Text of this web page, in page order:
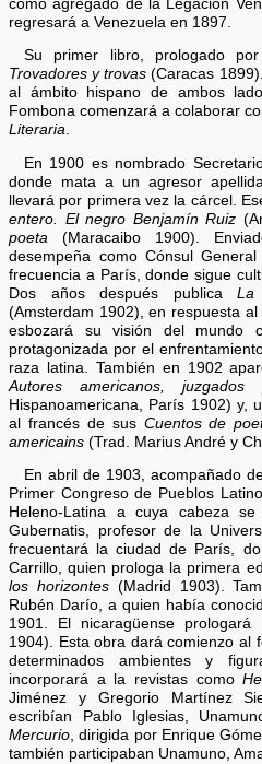
como agregado de la Legación
regresará a Venezuela en 1897.
Su primer libro, prologado
Trovadores y trovas (Caracas
al ámbito hispano de ambos
Fombona comenzará a colaborar
Literaria.
En 1900 es nombrado
donde mata a un agresor
llevará por primera vez la cárcel.
entero. El negro Benjamín Ruiz
poeta (Maracaibo 1900).
desempeña como Cónsul
frecuencia a París, donde sigue
Dos años después publicaLa
(Amsterdam 1902), en respuesta
esbozará su visión del mundo
protagonizada por el
raza latina. También en 1902
Autores americanos, juzgados
Hispanoamericana, París 1902) y,
al francés de sus Cuentos de
americains (Trad. Marius André y
En abril de 1903, acompañado
Primer Congreso de Pueblos
Heleno-Latina a cuya cabeza
Gubernatis, profesor de la
frecuentará la ciudad de París,
Carrillo, quien prologa la primera
los horizontes(Madrid 1903).
Rubén Darío, a quien había
1901. El nicaragüense prologará
1904). Esta obra dará comienzo al
determinados ambientes y
incorporará a la revistas como
Jiménez y Gregorio Martínez
escribían Pablo Iglesias,
Mercurio, dirigida por Enrique
también participaban Unamuno,